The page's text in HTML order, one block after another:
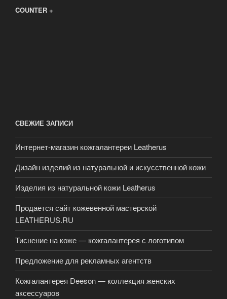
COUNTER +
СВЕЖИЕ ЗАПИСИ
Интернет-магазин кожгалантереи Leatherus
Дизайн изделий из натуральной и искусственной кожи
Изделия из натуральной кожи Leatherus
Продается сайт кожевенной мастерской
LEATHERUS.RU
Тиснение на коже — кожгалантерея с логотипом
Предложение для рекламных агентств
Кожгалантерея Deeson — коллекция женских
аксессуаров